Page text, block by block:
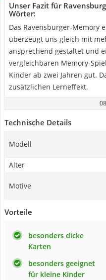
Unser Fazit für
Wörter:
Das Ravensburger-Memory
überzeugt uns gleich mit
ansprechend gestaltet und
vergleichbaren Memory-
Kinder ab zwei Jahren gut.
zusätzlichen Lerneffekt.
Technische Details
Modell
Alter
Motive
Vorteile
besonders dicke
Karten
besonders geeignet
für kleine Kinder